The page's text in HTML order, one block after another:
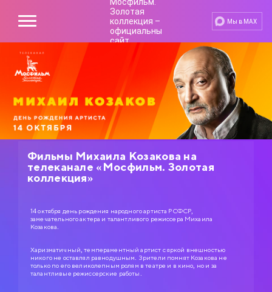
Мы в MAX
Фильмы Михаила Козакова на
телеканале «Мосфильм. Золотая
коллекция»
14 октября день рождения народного артиста РСФСР,
замечательного актера и талантливого режиссера Михаила
Козакова.
Харизматичный, темпераментный артист с яркой внешностью
никого не оставлял равнодушным. Зрители помнят Козакова не
только по его великолепным ролям в театре и в кино, но и за
талантливые режиссерские работы.